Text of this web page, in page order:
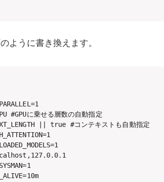
ように書き換えます。
#GPUに乗せる層数の自動指定
|| true #コンテキストも自動指定